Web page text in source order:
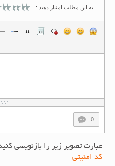
به این مطلب امتیاز دهید :
عبارت تصویر زیر را بازنویسی
کد امنیتی